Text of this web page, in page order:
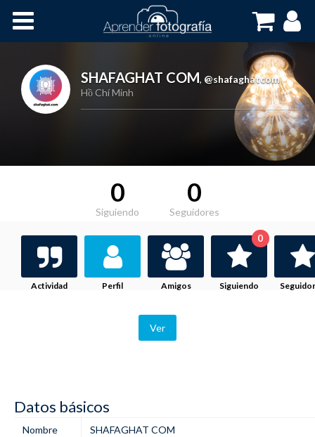
Cursos OnLine
SHAFAGHAT COM, @shafaghatcom
Hồ Chí Minh
0
Siguiendo
0
Seguidores
Actividad Perfil Amigos Siguiendo
0
Ver
Datos básicos
Nombre
SHAFAGHAT COM